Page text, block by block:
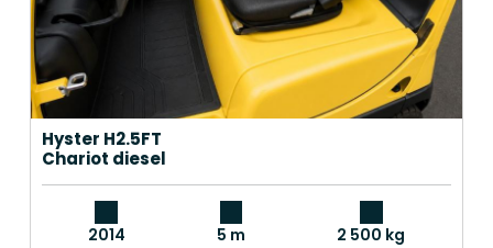
Hyster H2.5FT
Chariot diesel
2014 5 m 2 500 kg